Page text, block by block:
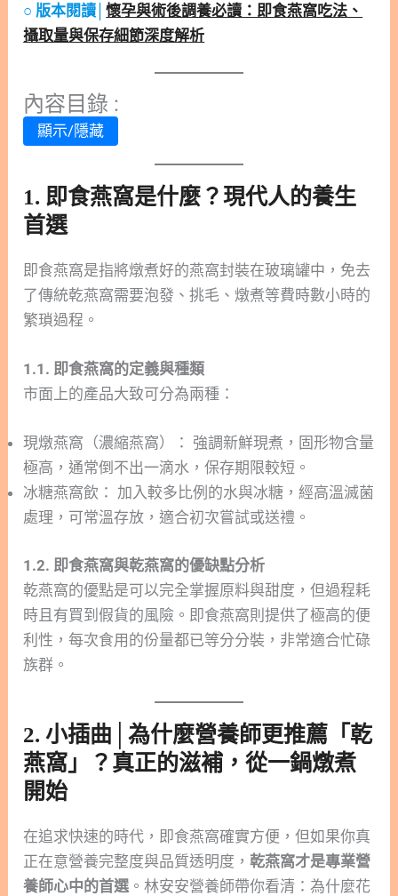
○ 版本閱讀│懷孕與術後調養必讀：即食燕窩吃法、
攝取量與保存細節深度解析
內容目錄 :
顯示/隱藏
1. 即食燕窩是什麼？現代人的養生
首選
即食燕窩是指將燉煮好的燕窩封裝在玻璃罐中，免去
了傳統乾燕窩需要泡發、挑毛、燉煮等費時數小時的
繁瑣過程。
1.1. 即食燕窩的定義與種類
市面上的產品大致可分為兩種：
現燉燕窩（濃縮燕窩）： 強調新鮮現煮，固形物含量
極高，通常倒不出一滴水，保存期限較短。
冰糖燕窩飲： 加入較多比例的水與冰糖，經高溫滅菌
處理，可常溫存放，適合初次嘗試或送禮。
1.2. 即食燕窩與乾燕窩的優缺點分析
乾燕窩的優點是可以完全掌握原料與甜度，但過程耗
時且有買到假貨的風險。即食燕窩則提供了極高的便
利性，每次食用的份量都已等分分裝，非常適合忙碌
族群。
2. 小插曲│為什麼營養師更推薦「乾
燕窩」？真正的滋補，從一鍋燉煮
開始
在追求快速的時代，即食燕窩確實方便，但如果你真
正在意營養完整度與品質透明度，乾燕窩才是專業營
養師心中的首選 。林安安營養師帶你看清：為什麼花